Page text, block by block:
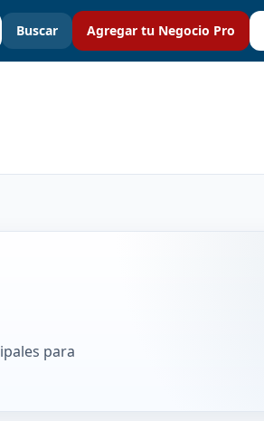
Buscar Agregar tu Negocio Pro
para